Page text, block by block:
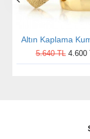
5.640 TL 4.600